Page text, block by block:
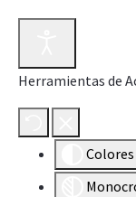
Herramientas de